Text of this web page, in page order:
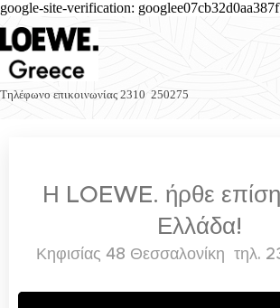
google-site-verification:
Τηλέφωνο επικοινωνίας 2310 250275
Η LOEWE. ήρθε
Ελλάδα!
Κηφισίας 48 Θεσσαλονίκη τηλ.